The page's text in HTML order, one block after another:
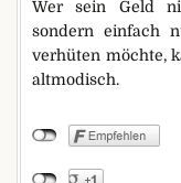
Wer sein Geld
sondern einfach
verhüten möchte,
altmodisch.